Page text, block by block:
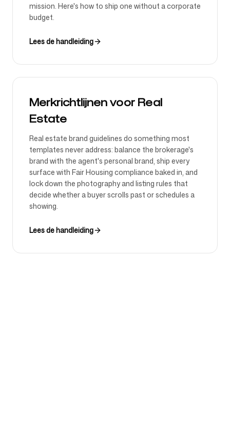
mission. Here's how to ship one without a corporate
budget.
Lees de handleiding
Merkrichtlijnen voor Real
Estate
Real estate brand guidelines do something most
templates never address: balance the brokerage's
brand with the agent's personal brand, ship every
surface with Fair Housing compliance baked in, and
lock down the photography and listing rules that
decide whether a buyer scrolls past or schedules a
showing.
Lees de handleiding